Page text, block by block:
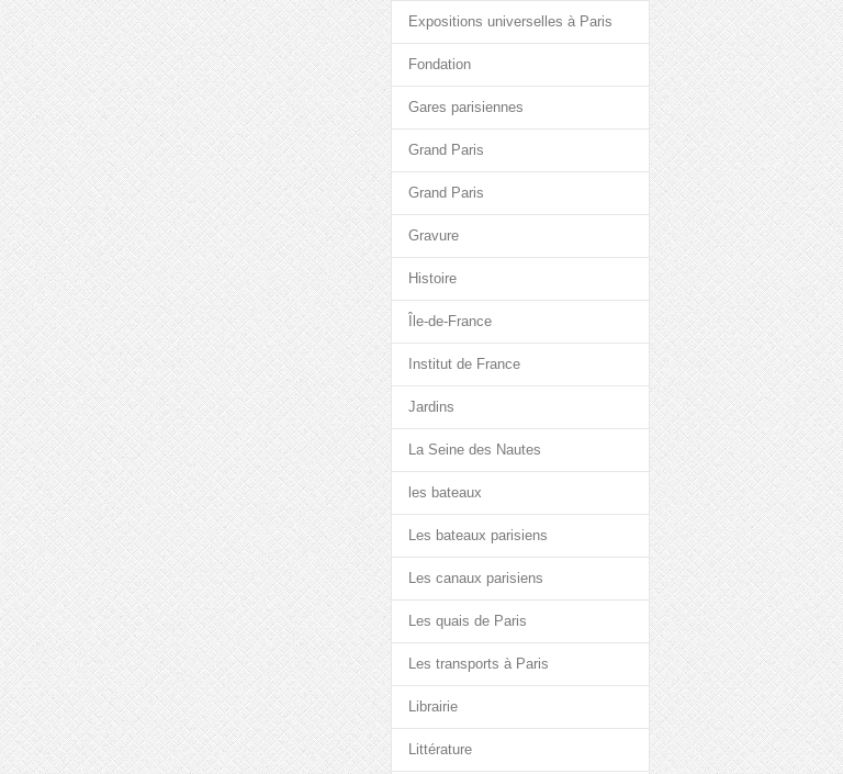
Expositions universelles à Paris
Fondation
Gares parisiennes
Grand Paris
Grand Paris
Gravure
Histoire
Île-de-France
Institut de France
Jardins
La Seine des Nautes
les bateaux
Les bateaux parisiens
Les canaux parisiens
Les quais de Paris
Les transports à Paris
Librairie
Littérature